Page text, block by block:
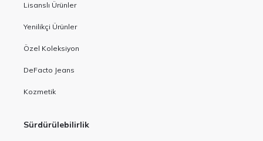
Lisanslı Ürünler
Yenilikçi Ürünler
Özel Koleksiyon
DeFacto Jeans
Kozmetik
Sürdürülebilirlik